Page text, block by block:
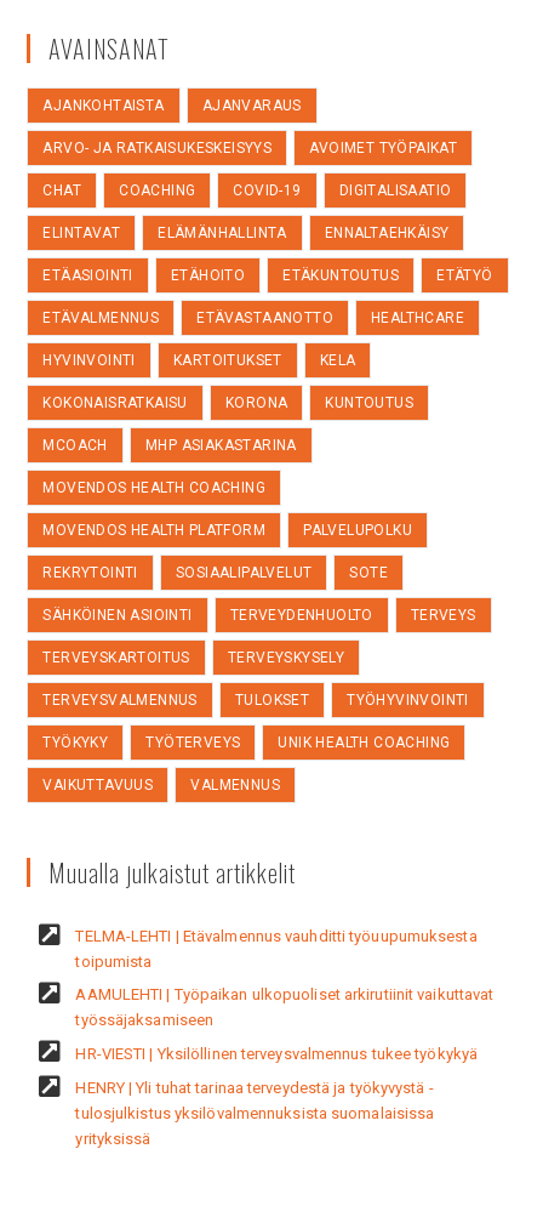
AVAINSANAT
AJANKOHTAISTA AJANVARAUS
ARVO- JA RATKAISUKESKEISYYS AVOIMET TYÖPAIKAT
CHAT COACHING COVID-19 DIGITALISAATIO
ELINTAVAT ELÄMÄNHALLINTA ENNALTAEHKÄISY
ETÄASIOINTI ETÄHOITO ETÄKUNTOUTUS ETÄTYÖ
ETÄVALMENNUS ETÄVASTAANOTTO HEALTHCARE
HYVINVOINTI KARTOITUKSET KELA
KOKONAISRATKAISU KORONA KUNTOUTUS
MCOACH MHP ASIAKASTARINA
MOVENDOS HEALTH COACHING
MOVENDOS HEALTH PLATFORM PALVELUPOLKU
REKRYTOINTI SOSIAALIPALVELUT SOTE
SÄHKÖINEN ASIOINTI TERVEYDENHUOLTO TERVEYS
TERVEYSKARTOITUS TERVEYSKYSELY
TERVEYSVALMENNUS TULOKSET TYÖHYVINVOINTI
TYÖKYKY TYÖTERVEYS UNIK HEALTH COACHING
VAIKUTTAVUUS VALMENNUS
Muualla julkaistut artikkelit
TELMA-LEHTI | Etävalmennus vauhditti työuupumuksesta
toipumista
AAMULEHTI | Työpaikan ulkopuoliset arkirutiinit vaikuttavat
työssäjaksamiseen
HR-VIESTI | Yksilöllinen terveysvalmennus tukee työkykyä
HENRY | Yli tuhat tarinaa terveydestä ja työkyvystä -
tulosjulkistus yksilövalmennuksista suomalaisissa
yrityksissä